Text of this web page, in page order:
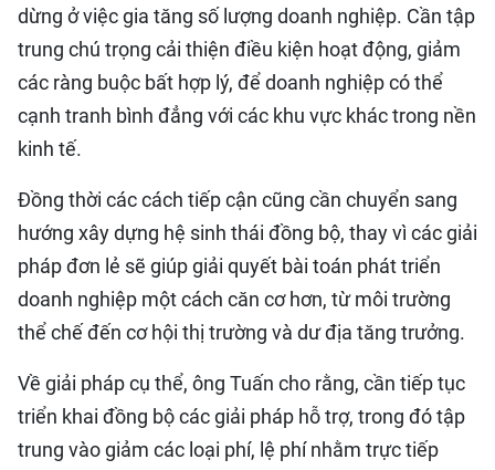
dừng ở việc gia tăng số lượng doanh nghiệp. Cần tập
trung chú trọng cải thiện điều kiện hoạt động, giảm
các ràng buộc bất hợp lý, để doanh nghiệp có thể
cạnh tranh bình đẳng với các khu vực khác trong nền
kinh tế.
Đồng thời các cách tiếp cận cũng cần chuyển sang
hướng xây dựng hệ sinh thái đồng bộ, thay vì các giải
pháp đơn lẻ sẽ giúp giải quyết bài toán phát triển
doanh nghiệp một cách căn cơ hơn, từ môi trường
thể chế đến cơ hội thị trường và dư địa tăng trưởng.
Về giải pháp cụ thể, ông Tuấn cho rằng, cần tiếp tục
triển khai đồng bộ các giải pháp hỗ trợ, trong đó tập
trung vào giảm các loại phí, lệ phí nhằm trực tiếp